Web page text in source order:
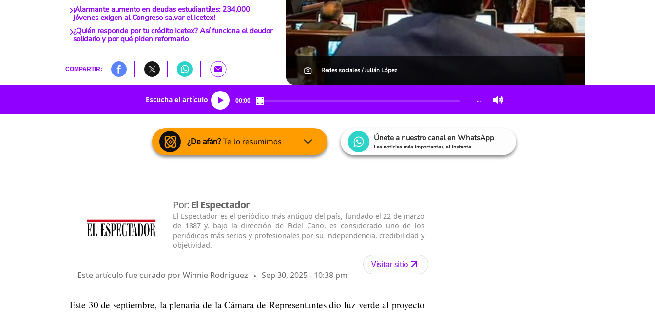
¡Alarmante aumento en deudas estudiantiles: 234,000
jóvenes exigen al Congreso salvar el Icetex!
¿Quién responde por tu crédito Icetex? Así funciona el deudor
solidario y por qué piden reformarlo
COMPARTIR: Redes sociales / Julián López
Escucha el artículo 00:00 …
¿De afán?Te lo resumimos Únete a nuestro canal en WhatsApp
Las noticias más importantes, al instante
Por:El Espectador
El Espectador es el periódico más antiguo del país, fundado el 22 de marzo
de 1887 y, bajo la dirección de Fidel Cano, es considerado uno de los
periódicos más serios y profesionales por su independencia, credibilidad y
objetividad.
Este artículo fue curado por Winnie Rodriguez Sep 30, 2025 - 10:38 pm
Visitar sitio
Este 30 de septiembre, la plenaria de la Cámara de Representantes dio luz verde al proyecto